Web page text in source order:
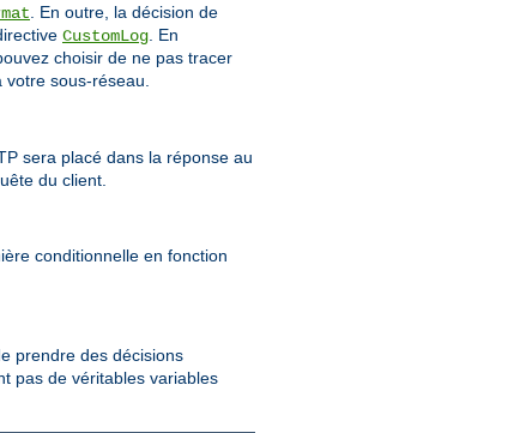
. En outre, la décision de
CustomLog . En
choisir de ne pas tracer
sous-réseau.
sera placé dans la réponse au
du client.
conditionnelle en fonction
prendre des décisions
pas de véritables variables